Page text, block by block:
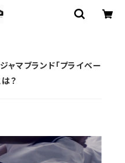
ャマブランド「プライベー
？